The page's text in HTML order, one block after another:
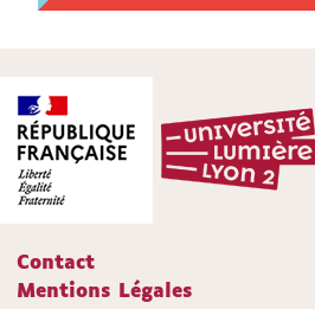
Contact
Mentions Légales